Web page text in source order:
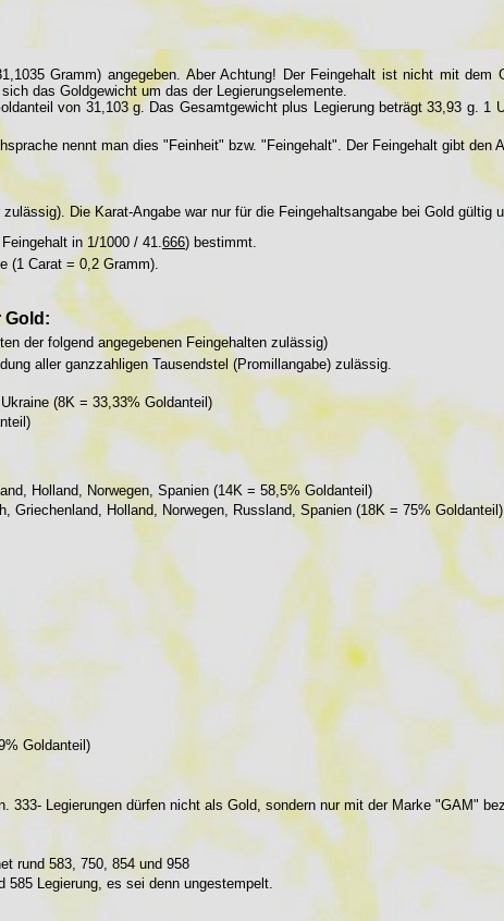
Gramm) angegeben. Aber Achtung! Der Feingehalt ist nicht mit dem
das Goldgewicht um das der Legierungselemente.
von 31,103 g. Das Gesamtgewicht plus Legierung beträgt 33,93 g.
nennt man dies "Feinheit" bzw. "Feingehalt". Der Feingehalt gibt
Die Karat-Angabe war nur für die Feingehaltsangabe bei Gold
in 1/1000 / 41.666) bestimmt.
(1 Carat = 0,2 Gramm).
Gold:
der folgend angegebenen Feingehalten zulässig)
aller ganzzahligen Tausendstel (Promillangabe) zulässig.
(8K = 33,33% Goldanteil)
Holland, Norwegen, Spanien (14K = 58,5% Goldanteil)
Holland, Norwegen, Russland, Spanien (18K = 75% Goldanteil)
Goldanteil)
333- Legierungen dürfen nicht als Gold, sondern nur mit der Marke "GAM"
rund 583, 750, 854 und 958
585 Legierung, es sei denn ungestempelt.